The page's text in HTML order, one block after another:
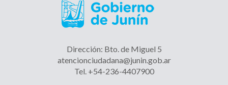
Dirección: Bto. de Miguel 5
atencionciudadana@junin.gob.ar
Tel. +54-236-4407900